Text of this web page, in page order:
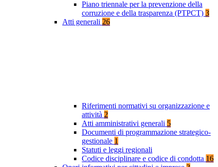
Piano triennale per la prevenzione della
corruzione e della trasparenza (PTPCT) 3
Atti generali 26
Riferimenti normativi su organizzazione e
attività 2
Atti amministrativi generali 5
Documenti di programmazione strategico-
gestionale 1
Statuti e leggi regionali
Codice disciplinare e codice di condotta 16